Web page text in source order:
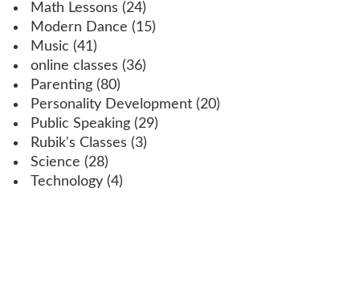
Math Lessons (24)
Modern Dance (15)
Music (41)
online classes (36)
Parenting (80)
Personality Development (20)
Public Speaking (29)
Rubik's Classes (3)
Science (28)
Technology (4)